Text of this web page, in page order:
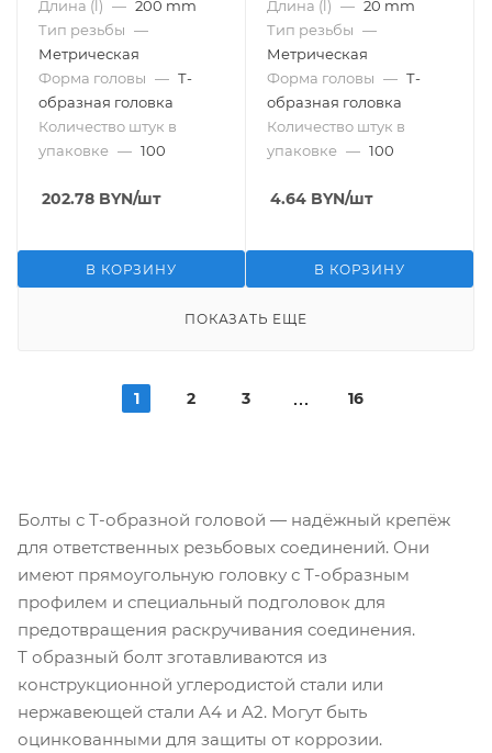
Длина (l) — 200 mm
Тип резьбы —
Метрическая
Форма головы — Т-
образная головка
Количество штук в
упаковке — 100
202.78 BYN/шт
В КОРЗИНУ
Длина (l) — 20 mm
Тип резьбы —
Метрическая
Форма головы — Т-
образная головка
Количество штук в
упаковке — 100
4.64 BYN/шт
В КОРЗИНУ
ПОКАЗАТЬ ЕЩЕ
1 2 3 16
Болты с Т-образной головой — надёжный крепёж
для ответственных резьбовых соединений. Они
имеют прямоугольную головку с Т-образным
профилем и специальный подголовок для
предотвращения раскручивания соединения.
Т образный болт зготавливаются из
конструкционной углеродистой стали или
нержавеющей стали A4 и A2. Могут быть
оцинкованными для защиты от коррозии.